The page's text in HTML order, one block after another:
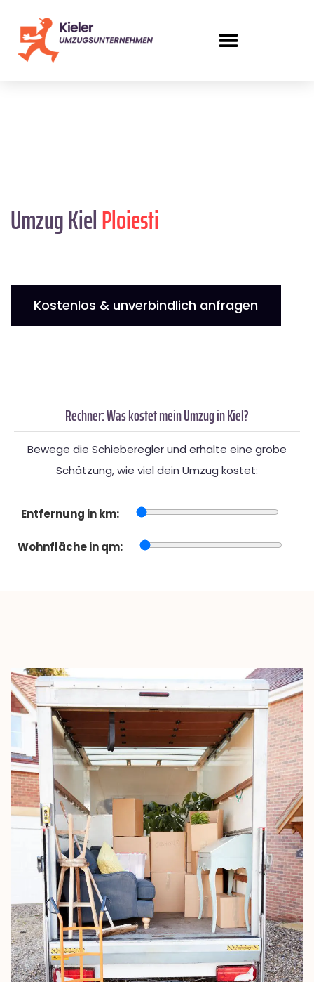
Umzug KielPloiesti
Kostenlos & unverbindlich anfragen
Rechner: Was kostet mein Umzug in Kiel?
Bewege die Schieberegler und erhalte eine grobe
Schätzung, wie viel dein Umzug kostet:
Entfernung in km:
Wohnfläche in qm: